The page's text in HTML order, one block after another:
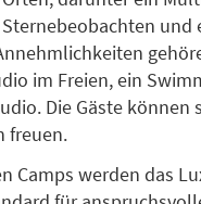
und
im Freien, ein
Die Gäste
freuen.
Camps werden das